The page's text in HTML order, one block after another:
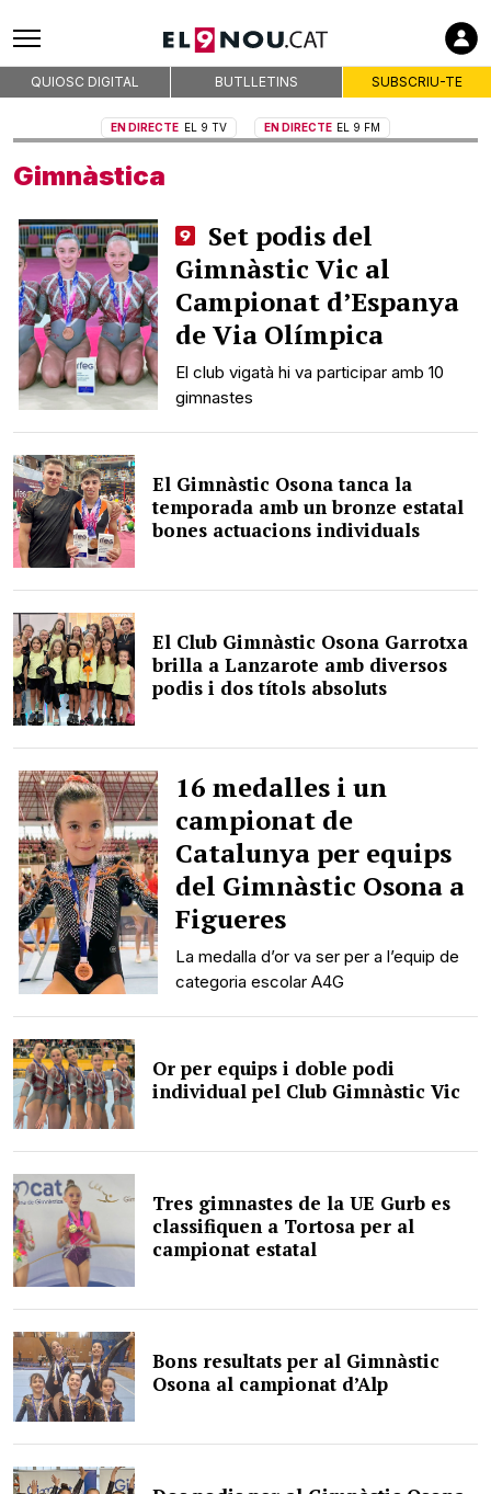
QUIOSC DIGITAL BUTLLETINS SUBSCRIU-TE
EN DIRECTE EL 9 TV EN DIRECTE EL 9 FM
Gimnàstica
Set podis del
Gimnàstic Vic al
Campionat d’Espanya
de Via Olímpica
El club vigatà hi va participar amb 10
gimnastes
El Gimnàstic Osona tanca la
temporada amb un bronze estatal
bones actuacions individuals
El Club Gimnàstic Osona Garrotxa
brilla a Lanzarote amb diversos
podis i dos títols absoluts
16 medalles i un
campionat de
Catalunya per equips
del Gimnàstic Osona a
Figueres
La medalla d’or va ser per a l’equip de
categoria escolar A4G
Or per equips i doble podi
individual pel Club Gimnàstic Vic
Tres gimnastes de la UE Gurb es
classifiquen a Tortosa per al
campionat estatal
Bons resultats per al Gimnàstic
Osona al campionat d’Alp